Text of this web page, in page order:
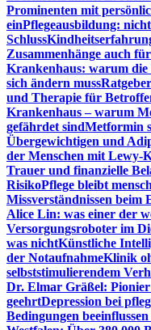
Prominenten mit
einPflegeausbildung:
Schluss
Zusammenhänge auch
Krankenhaus: warum die
sich ändern muss
und Therapie für
Krankenhaus – warum
gefährdet sindMetformin
Übergewichtigen und
der Menschen mit Lewy-
Trauer und finanzielle
RisikoPflege bleibt
Missverständnissen beim
Alice Lin: was einer der
Versorgungsroboter im
was nichtKünstliche
der NotaufnahmeKlinik
selbststimulierendem
Dr. Elmar Gräßel:
geehrtDepression bei
Bedingungen